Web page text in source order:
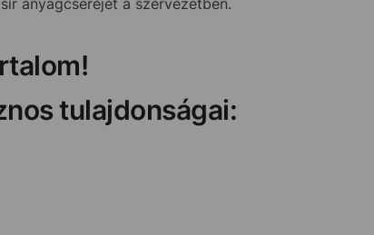
tulajdonságai: